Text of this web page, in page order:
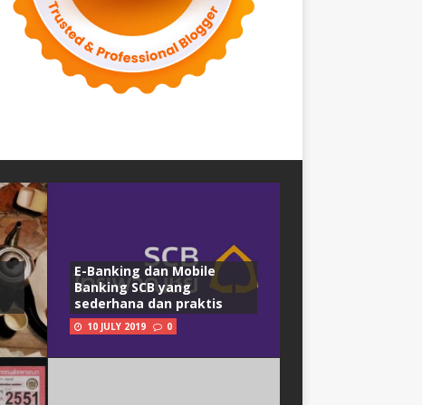
E-Banking dan Mobile
Banking SCB yang
sederhana dan praktis
10 JULY 2019 0